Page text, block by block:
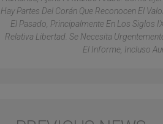
Hay Partes Del Corán Que Reconocen El
El Pasado, Principalmente En Los Siglos
Relativa Libertad. Se Necesita
El Informe, Incluso